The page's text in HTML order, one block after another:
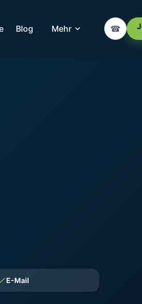
Blog Mehr ☎
E-Mail